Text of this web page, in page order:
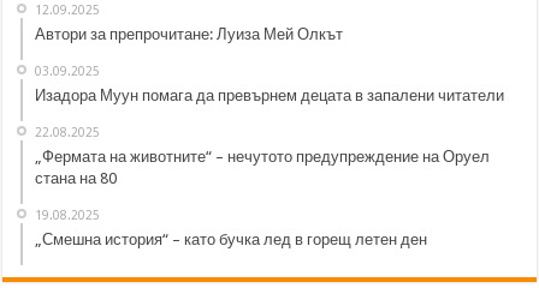
12.09.2025
Автори за препрочитане: Луиза Мей Олкът
03.09.2025
Изадора Муун помага да превърнем децата в запалени читатели
22.08.2025
„Фермата на животните“ – нечутото предупреждение на Оруел
стана на 80
19.08.2025
„Смешна история“ – като бучка лед в горещ летен ден